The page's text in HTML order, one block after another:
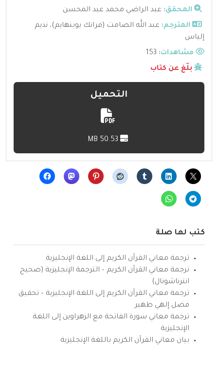
المحقق: عبد الراضي محمد عبد المحسن
المترجم: عبد الله الصامت (فرانك بوبنهايم)، نديم
إلياس
مشاهدات:
بلّغ عن كتاب
التحميل
كتب لها صلة
ترجمة معاني القرآن الكريم إلى اللغة الإنجليزية
ترجمة معاني القرآن الكريم – الترجمة الإنجليزية (صحيح
انترناشونال)
ترجمة معاني القرآن الكريم إلى اللغة الإنجليزية – تحقيق
فضل إلهي ظهير
ترجمة معاني سورة الفاتحة مع الزهراوين إلى اللغة
الإنجليزية
بيان معاني القرآن الكريم باللغة الإنجليزية